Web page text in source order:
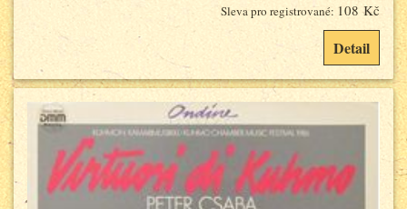
Sleva pro registrované: 108 Kč
Detail